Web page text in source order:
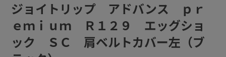
ジョイトリップ アドバンス ｐｒ
ｅｍｉｕｍ Ｒ１２９ エッグショ
ック ＳＣ 肩ベルトカバー左（ブ